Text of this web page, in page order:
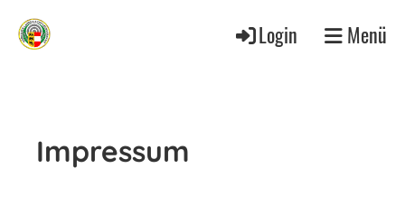
Login Menü
Impressum